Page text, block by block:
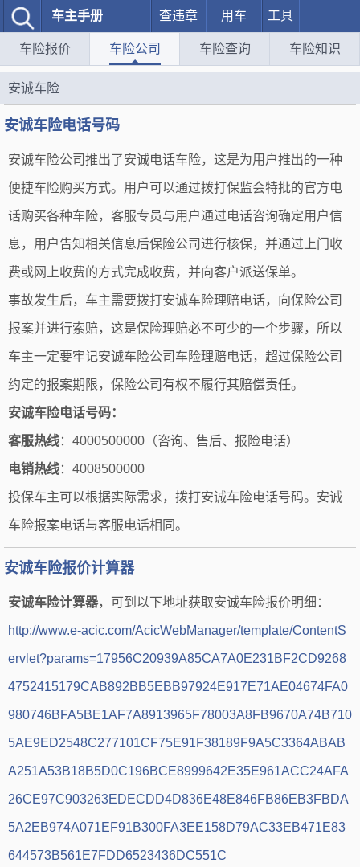
车主手册 查违章 用车 工具
车险报价 车险公司 车险查询 车险知识
安诚车险
安诚车险电话号码
安诚车险公司推出了安诚电话车险，这是为用户推出的一种
便捷车险购买方式。用户可以通过拨打保监会特批的官方电
话购买各种车险，客服专员与用户通过电话咨询确定用户信
息，用户告知相关信息后保险公司进行核保，并通过上门收
费或网上收费的方式完成收费，并向客户派送保单。
事故发生后，车主需要拨打安诚车险理赔电话，向保险公司
报案并进行索赔，这是保险理赔必不可少的一个步骤，所以
车主一定要牢记安诚车险公司车险理赔电话，超过保险公司
约定的报案期限，保险公司有权不履行其赔偿责任。
安诚车险电话号码：
客服热线：4000500000（咨询、售后、报险电话）
电销热线：4008500000
投保车主可以根据实际需求，拨打安诚车险电话号码。安诚
车险报案电话与客服电话相同。
安诚车险报价计算器
安诚车险计算器，可到以下地址获取安诚车险报价明细：
http://www.e-acic.com/AcicWebManager/template/ContentS
ervlet?params=17956C20939A85CA7A0E231BF2CD9268
4752415179CAB892BB5EBB97924E917E71AE04674FA0
980746BFA5BE1AF7A8913965F78003A8FB9670A74B710
5AE9ED2548C277101CF75E91F38189F9A5C3364ABAB
A251A53B18B5D0C196BCE8999642E35E961ACC24AFA
26CE97C903263EDECDD4D836E48E846FB86EB3FBDA
5A2EB974A071EF91B300FA3EE158D79AC33EB471E83
644573B561E7FDD6523436DC551C